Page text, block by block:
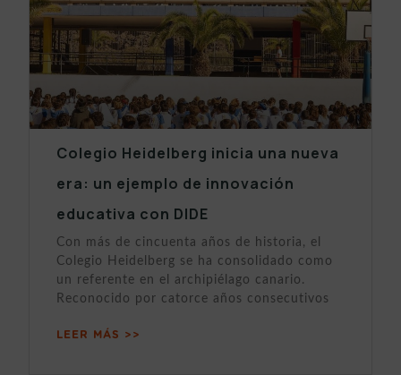
Colegio Heidelberg inicia una nueva
era: un ejemplo de innovación
educativa con DIDE
Con más de cincuenta años de historia, el
Colegio Heidelberg se ha consolidado como
un referente en el archipiélago canario.
Reconocido por catorce años consecutivos
LEER MÁS >>